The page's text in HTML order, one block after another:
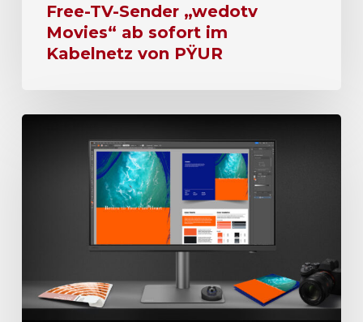
Free-TV-Sender „wedotv
Movies“ ab sofort im
Kabelnetz von PŸUR